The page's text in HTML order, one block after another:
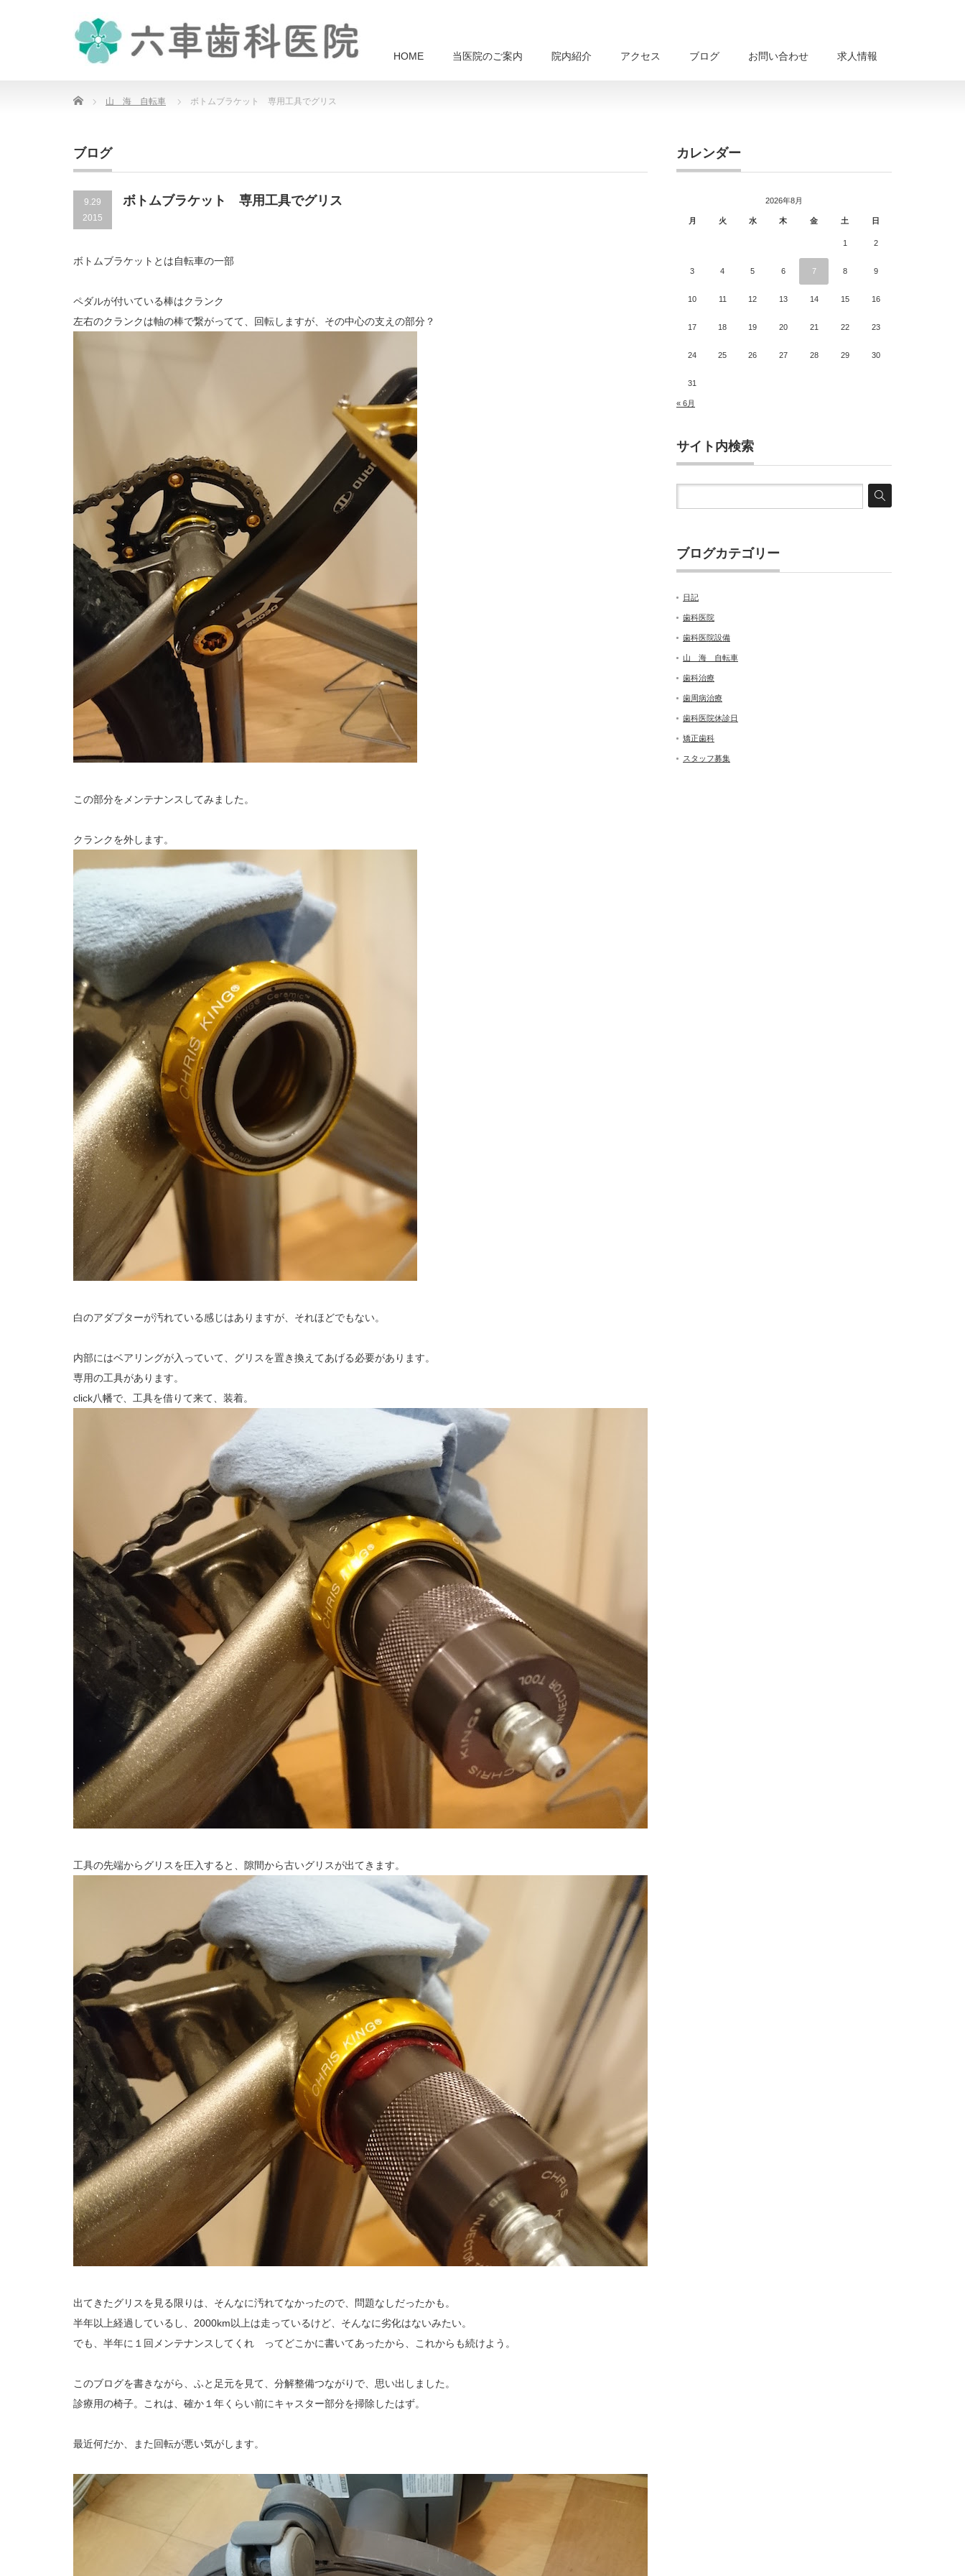
HOME 当医院のご案内 院内紹介 アクセス ブログ お問い合わせ 求人情報
Home 山 海 自転車 ボトムブラケット 専用工具でグリス
ブログ
9.29
2015
ボトムブラケット 専用工具でグリス
ボトムブラケットとは自転車の一部
ペダルが付いている棒はクランク
左右のクランクは軸の棒で繋がってて、回転しますが、その中心の支えの部分？
この部分をメンテナンスしてみました。
クランクを外します。
白のアダプターが汚れている感じはありますが、それほどでもない。
内部にはベアリングが入っていて、グリスを置き換えてあげる必要があります。
専用の工具があります。
click八幡で、工具を借りて来て、装着。
工具の先端からグリスを圧入すると、隙間から古いグリスが出てきます。
出てきたグリスを見る限りは、そんなに汚れてなかったので、問題なしだったかも。
半年以上経過しているし、2000km以上は走っているけど、そんなに劣化はないみたい。
でも、半年に１回メンテナンスしてくれ ってどこかに書いてあったから、これからも続けよう。
このブログを書きながら、ふと足元を見て、分解整備つながりで、思い出しました。
診療用の椅子。これは、確か１年くらい前にキャスター部分を掃除したはず。
最近何だか、また回転が悪い気がします。
カレンダー
2026年8月
月 火 水 木 金 土 日
1 2
3 4 5 6 7 8 9
10 11 12 13 14 15 16
17 18 19 20 21 22 23
24 25 26 27 28 29 30
31
« 6月
サイト内検索
ブログカテゴリー
日記
歯科医院
歯科医院設備
山 海 自転車
歯科治療
歯周病治療
歯科医院休診日
矯正歯科
スタッフ募集